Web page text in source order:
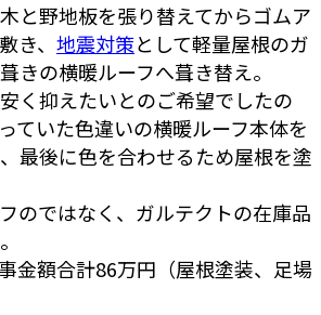
と野地板を張り替えてからゴムア
き、 地震対策として軽量屋根のガ
きの横暖ルーフへ葺き替え。
く抑えたいとのご希望でしたの
ていた色違いの横暖ルーフ本体を
最後に色を合わせるため屋根を塗
のではなく、ガルテクトの在庫品
金額合計86万円（屋根塗装、足場